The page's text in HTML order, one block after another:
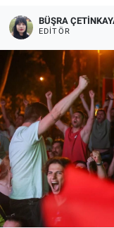
BÜŞRA
EDITÖR